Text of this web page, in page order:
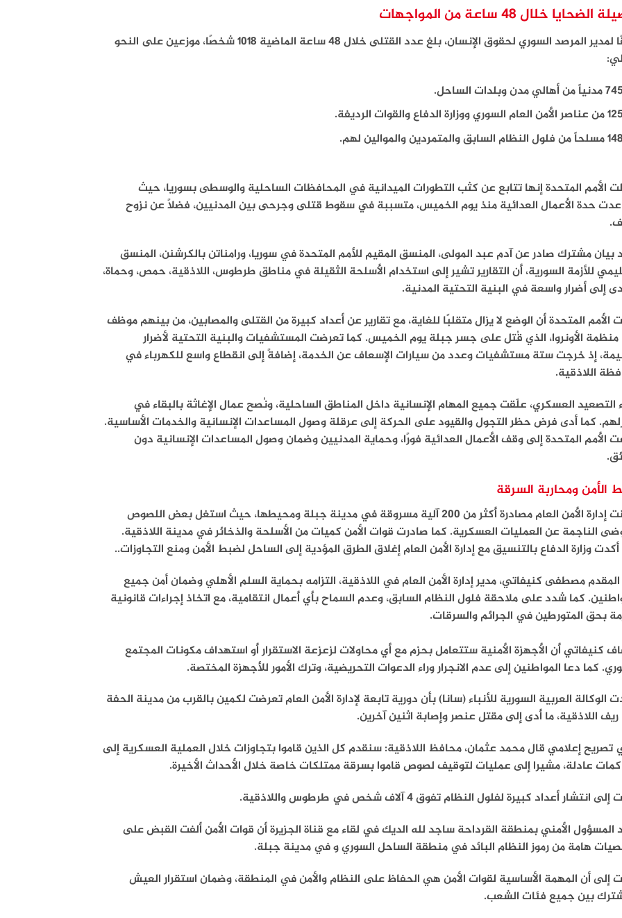
خلال 48 ساعة من المواجهات
وفقًا لمدير المرصد السوري لحقوق الإنسان، بلغ عدد القتلى خلال 48 ساعة الماضية 1018 شخصًا، موزعين على النحو
745 مدنياً
من أهالي مدن وبلدات الساحل.
125 من عناصر الأمن العام السوري ووزارة الدفاع والقوات الرديفة.
148 مسلحاً من فلول النظام السابق والمتمردين والموالين لهم.
الأمم المتحدة إنها تتابع عن كثب التطورات الميدانية في المحافظات الساحلية والوسطى بسوريا، حيث
حدة الأعمال العدائية منذ يوم الخميس، متسببة في سقوط قتلى وجرحى بين المدنيين، فضلًا عن نزوح
بيان مشترك صادر عن آدم عبد المولى، المنسق المقيم للأمم المتحدة في سوريا، ورامناتن بالكرشنن، المنسق
للأزمة السورية، أن التقارير تشير إلى استخدام الأسلحة الثقيلة في مناطق طرطوس، اللاذقية، حمص، وحماة،
إلى أضرار واسعة في البنية التحتية المدنية.
الأمم المتحدة أن الوضع لا يزال متقلبًا للغاية، مع تقارير عن أعداد كبيرة من القتلى والمصابين، من بينهم موظف
الأونروا، الذي قُتل على جسر جبلة يوم الخميس. كما تعرضت المستشفيات والبنية التحتية لأضرار
إذ خرجت ستة مستشفيات وعدد من سيارات الإسعاف عن الخدمة، إضافةً إلى انقطاع واسع للكهرباء في
اللاذقية.
التصعيد العسكري، علّقت جميع المهام الإنسانية داخل المناطق الساحلية، ونُصح عمال الإغاثة بالبقاء في
كما أدى فرض حظر التجول والقيود على الحركة إلى عرقلة وصول المساعدات الإنسانية والخدمات الأساسية.
الأمم المتحدة إلى وقف الأعمال العدائية فورًا، وحماية المدنيين وضمان وصول المساعدات الإنسانية دون
الأمن ومحاربة السرقة
أعلنت إدارة الأمن العام مصادرة أكثر من 200 آلية مسروقة في مدينة جبلة ومحيطها، حيث استغل بعض اللصوص
الناجمة عن العمليات العسكرية. كما صادرت قوات الأمن كميات من الأسلحة والذخائر في مدينة اللاذقية.
وزارة الدفاع بالتنسيق مع إدارة الأمن العام إغلاق الطرق المؤدية إلى الساحل لضبط الأمن ومنع التجاوزات..
مصطفى كنيفاتي، مدير إدارة الأمن العام في اللاذقية، التزامه بحماية السلم الأهلي وضمان أمن جميع
كما شدد على ملاحقة فلول النظام السابق، وعدم السماح بأي أعمال انتقامية، مع اتخاذ إجراءات قانونية
بحق المتورطين في الجرائم والسرقات.
كنيفاتي أن الأجهزة الأمنية ستتعامل بحزم مع أي محاولات لزعزعة الاستقرار أو استهداف مكونات المجتمع
كما دعا المواطنين إلى عدم الانجرار وراء الدعوات التحريضية، وترك الأمور للأجهزة المختصة.
الوكالة العربية السورية للأنباء (سانا) بأن دورية تابعة لإدارة الأمن العام تعرضت لكمين بالقرب من مدينة الحفة
اللاذقية، ما أدى إلى مقتل عنصر وإصابة اثنين آخرين.
تصريح إعلامي قال محمد عثمان، محافظ اللاذقية: سنقدم كل الذين قاموا بتجاوزات خلال العملية العسكرية إلى
عادلة، مشيرا إلى عمليات لتوقيف لصوص قاموا بسرقة ممتلكات خاصة خلال الأحداث الأخيرة.
انتشار أعداد كبيرة لفلول النظام تفوق 4 آلاف شخص في طرطوس واللاذقية.
المسؤول الأمني بمنطقة القرداحة ساجد لله الديك في لقاء مع قناة الجزيرة أن قوات الأمن ألفت القبض على
هامة من رموز النظام البائد في منطقة الساحل السوري و في مدينة جبلة.
إلى أن المهمة الأساسية لقوات الأمن هي الحفاظ على النظام والأمن في المنطقة، وضمان استقرار العيش
بين جميع فئات الشعب.